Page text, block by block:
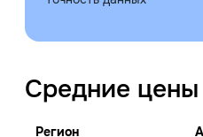
Средние
Регион